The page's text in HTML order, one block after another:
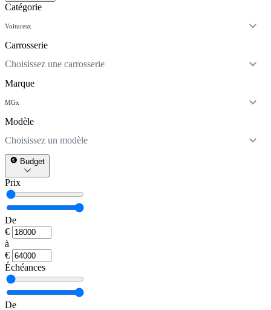
Catégorie
Voituresx
Carrosserie
Choisissez une carrosserie
Marque
MGx
Modèle
Choisissez un modèle
Budget
Prix
De
€
à
€
Échéances
De